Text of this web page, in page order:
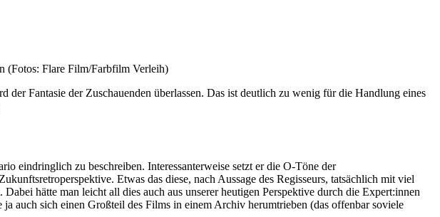
(Fotos: Flare Film/Farbfilm Verleih)
der Fantasie der Zuschauenden überlassen. Das ist deutlich zu wenig für die Handlung eines
eindringlich zu beschreiben. Interessanterweise setzt er die O-Töne der
Etwas das diese, nach Aussage des Regisseurs, tatsächlich mit viel
hätte man leicht all dies auch aus unserer heutigen Perspektive durch die Expert:innen
auch sich einen Großteil des Films in einem Archiv herumtrieben (das offenbar soviele